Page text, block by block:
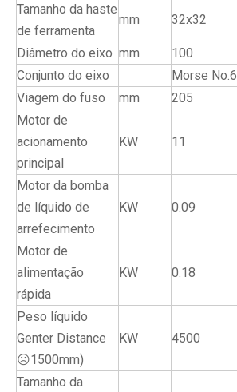
Tamanho da haste
de ferramenta
mm 32x32
Diâmetro do eixo mm 100
Conjunto do eixo
Morse No.6
Viagem do fuso
mm 205
Motor de
acionamento
principal
KW 11
Motor da bomba
de líquido de
arrefecimento
KW 0.09
Motor de
alimentação
rápida
KW 0.18
Peso líquido
Genter Distance
☹1500mm)
KW 4500
Tamanho da